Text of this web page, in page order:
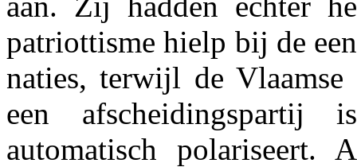
patriottisme hielp bij de
naties, terwijl de
een afscheidingspartij
automatisch polariseert.